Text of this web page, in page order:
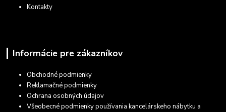
Kontakty
Informácie pre zákazníkov
Obchodné podmienky
Reklamačné podmienky
Ochrana osobných údajov
Všeobecné podmienky používania kancelárskeho nábytku a